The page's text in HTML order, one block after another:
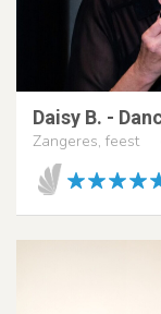
Daisy B. -
Zangeres, feest